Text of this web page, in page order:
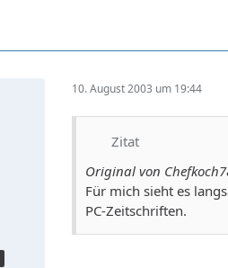
10. August 2003 um 19:44
Zitat
Original von
Für mich sieht es
PC-Zeitschriften.